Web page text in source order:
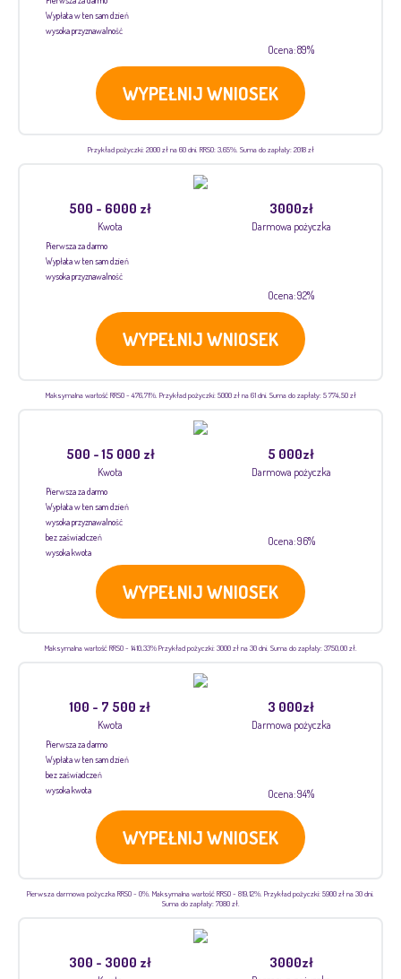
Wypłata w ten sam dzień
wysoka przyznawalność
Ocena: 89%
WYPEŁNIJ WNIOSEK
Przykład pożyczki: 2000 zł na 60 dni. RRSO: 3,65%. Suma do zapłaty: 2018 zł
500 - 6000 zł
Kwota
3000zł
Darmowa pożyczka
Pierwsza za darmo
Wypłata w ten sam dzień
wysoka przyznawalność
Ocena: 92%
WYPEŁNIJ WNIOSEK
Maksymalna wartość RRSO - 476,71%. Przykład pożyczki: 5000 zł na 61 dni. Suma do zapłaty: 5 774,50 zł
500 - 15 000 zł
Kwota
5 000zł
Darmowa pożyczka
Pierwsza za darmo
Wypłata w ten sam dzień
wysoka przyznawalność
bez zaświadczeń
wysoka kwota
Ocena: 96%
WYPEŁNIJ WNIOSEK
Maksymalna wartość RRSO - 1410,33% Przykład pożyczki: 3000 zł na 30 dni. Suma do zapłaty: 3750,00 zł.
100 - 7 500 zł
Kwota
3 000zł
Darmowa pożyczka
Pierwsza za darmo
Wypłata w ten sam dzień
bez zaświadczeń
wysoka kwota
Ocena: 94%
WYPEŁNIJ WNIOSEK
Pierwsza darmowa pożyczka RRSO - 0%. Maksymalna wartość RRSO - 819,12%. Przykład pożyczki: 5900 zł na 30 dni.
Suma do zapłaty: 7080 zł.
300 - 3000 zł 3000zł